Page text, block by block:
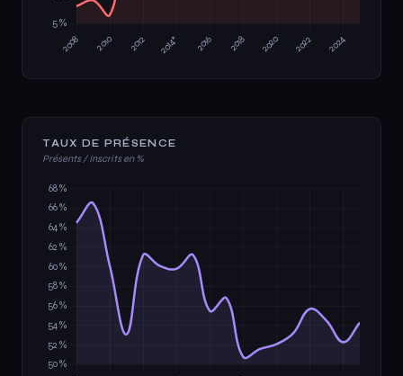
TAUX DE PRÉSENCE
Présents / Inscrits en %